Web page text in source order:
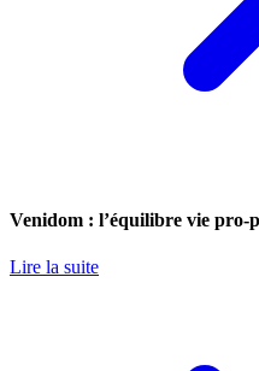
Venidom : l’équilibre vie pro-
Lire la suite